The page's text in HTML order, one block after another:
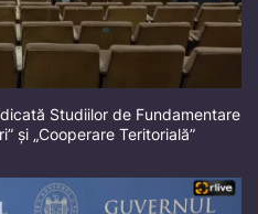
Studiilor de Fundamentare
și „Cooperare Teritorială”